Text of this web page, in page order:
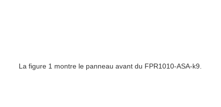
La figure 1 montre le panneau avant du FPR1010-ASA-k9.